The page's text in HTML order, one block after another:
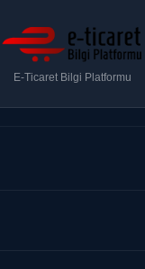
E-Ticaret Bilgi Platformu